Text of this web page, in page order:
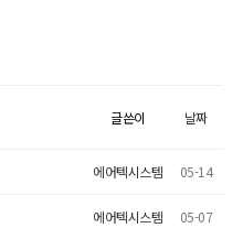
글쓴이 날짜
에어텍시스템 05-14
에어텍시스템 05-07